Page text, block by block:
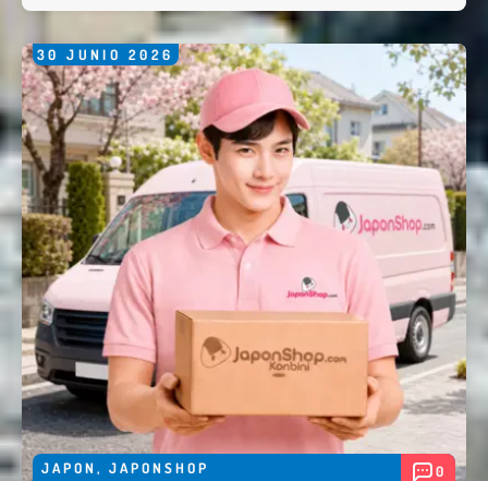
30 JUNIO 2026
JAPON , JAPONSHOP 0
Nombre *
Email *
Comentario *
Enviar